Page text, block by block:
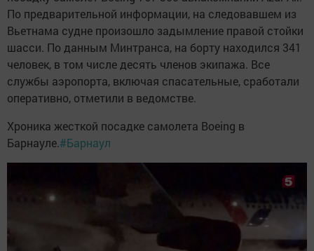
По предварительной информации, на следовавшем из
Вьетнама судне произошло задымление правой стойки
шасси. По данным Минтранса, на борту находился 341
человек, в том числе десять членов экипажа. Все
службы аэропорта, включая спасательные, сработали
оперативно, отметили в ведомстве.
Хроника жесткой посадке самолета Boeing в
Барнауле.#Барнаул